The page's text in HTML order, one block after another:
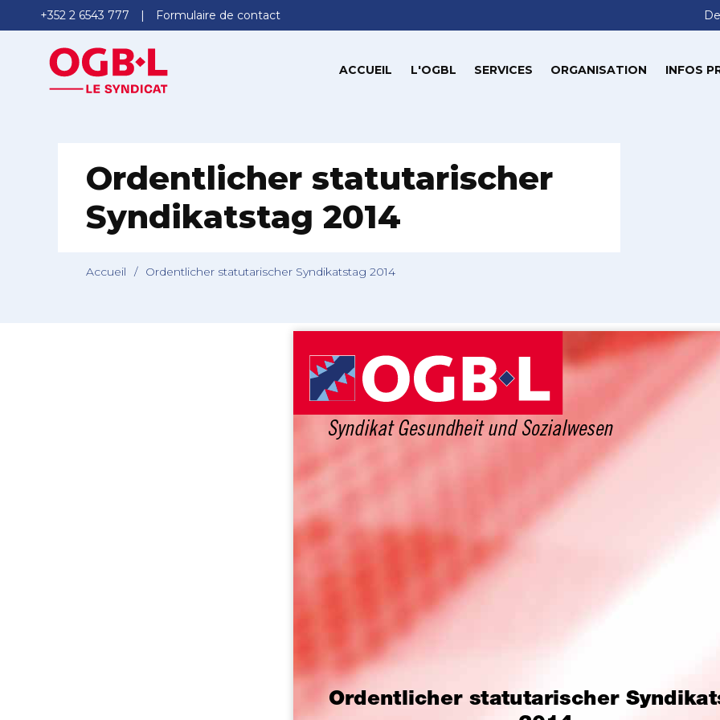
+352 2 6543 777 Formulaire de contact
ACCUEIL L'OGBL SERVICES ORGANISATION INFOS
Ordentlicher statutarischer
Syndikatstag 2014
Accueil / Ordentlicher statutarischer Syndikatstag 2014